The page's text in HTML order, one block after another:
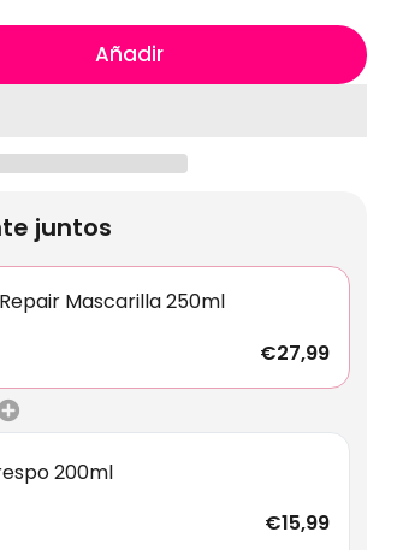
Añadir
juntos
Mascarilla 250ml
€27,99
200ml
€15,99